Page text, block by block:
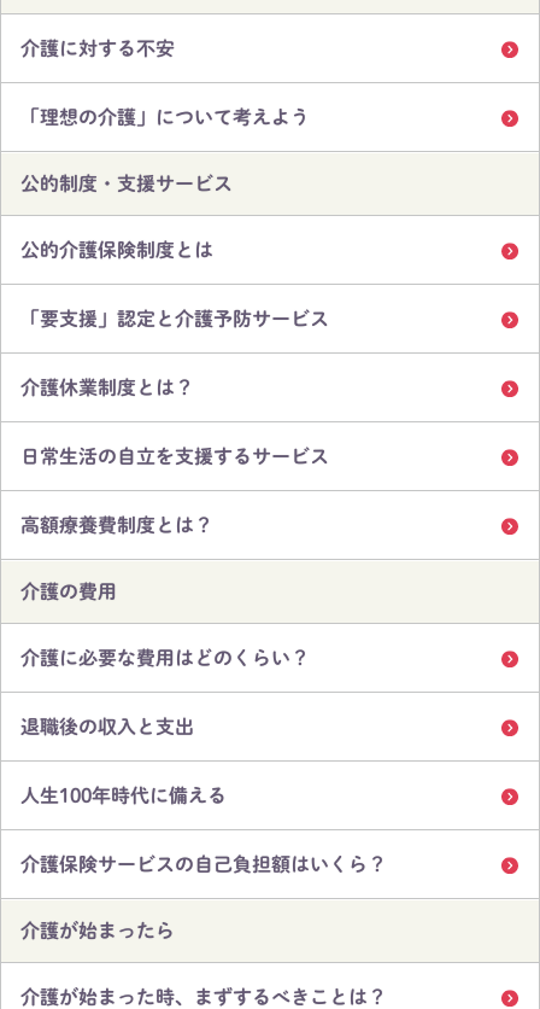
介護に対する不安
「理想の介護」について考えよう
公的制度・支援サービス
公的介護保険制度とは
「要支援」認定と介護予防サービス
介護休業制度とは？
日常生活の自立を支援するサービス
高額療養費制度とは？
介護の費用
介護に必要な費用はどのくらい？
退職後の収入と支出
人生100年時代に備える
介護保険サービスの自己負担額はいくら？
介護が始まったら
介護が始まった時、まずするべきことは？